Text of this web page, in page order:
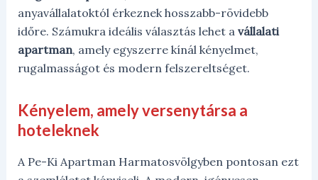
anyavállalatoktól érkeznek hosszabb-rövidebb
időre. Számukra ideális választás lehet a vállalati
apartman, amely egyszerre kínál kényelmet,
rugalmasságot és modern felszereltséget.
Kényelem, amely versenytársa a
hoteleknek
A Pe-Ki Apartman Harmatosvölgyben pontosan ezt